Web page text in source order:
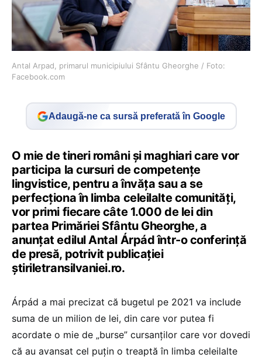
Antal Arpad, primarul municipiului Sfântu Gheorghe / Foto:
Facebook.com
Adaugă-ne ca sursă preferată în Google
O mie de tineri români și maghiari care vor
participa la cursuri de competențe
lingvistice, pentru a învăța sau a se
perfecționa în limba celeilalte comunități,
vor primi fiecare câte 1.000 de lei din
partea Primăriei Sfântu Gheorghe, a
anunțat edilul Antal Árpád într-o conferință
de presă, potrivit publicației
știriletransilvaniei.ro.
Árpád a mai precizat că bugetul pe 2021 va include
suma de un milion de lei, din care vor putea fi
acordate o mie de „burse” cursanților care vor dovedi
că au avansat cel puțin o treaptă în limba celeilalte